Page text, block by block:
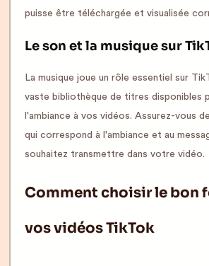
puisse être téléchargée et visualisée
Le son et la musique sur
La musique joue un rôle essentiel sur
vaste bibliothèque de titres disponibles
l'ambiance à vos vidéos. Assurez-vous
qui correspond à l'ambiance et au
souhaitez transmettre dans votre vidéo.
Comment choisir le bon
vos vidéos TikTok